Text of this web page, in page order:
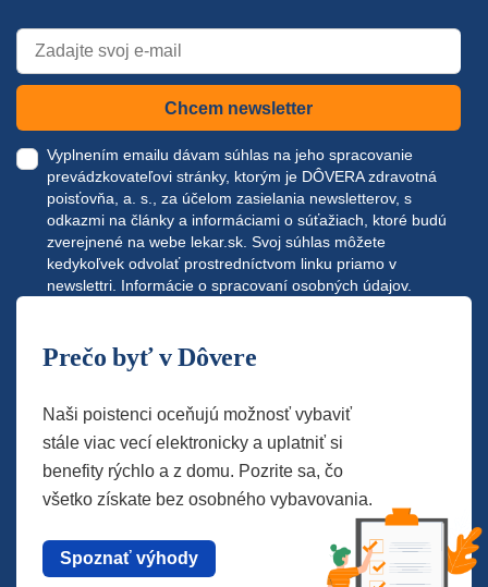
Chcem newsletter
Vyplnením emailu dávam súhlas na jeho spracovanie
prevádzkovateľovi stránky, ktorým je DÔVERA zdravotná
poisťovňa, a. s., za účelom zasielania newsletterov, s
odkazmi na články a informáciami o súťažiach, ktoré budú
zverejnené na webe lekar.sk . Svoj súhlas môžete
kedykoľvek odvolať prostredníctvom linku priamo v
newslettri. Informácie o spracovaní osobných údajov.
Prečo byť v Dôvere
Naši poistenci oceňujú možnosť vybaviť
stále viac vecí elektronicky a uplatniť si
benefity rýchlo a z domu. Pozrite sa, čo
všetko získate bez osobného vybavovania.
Spoznať výhody